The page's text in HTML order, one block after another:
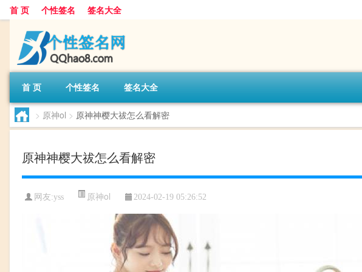
首 页 个性签名 签名大全
首 页 个性签名 签名大全
> 原神ol > 原神神樱大祓怎么看解密
原神神樱大祓怎么看解密
网友:yss 原神ol 2024-02-19 05:26:52